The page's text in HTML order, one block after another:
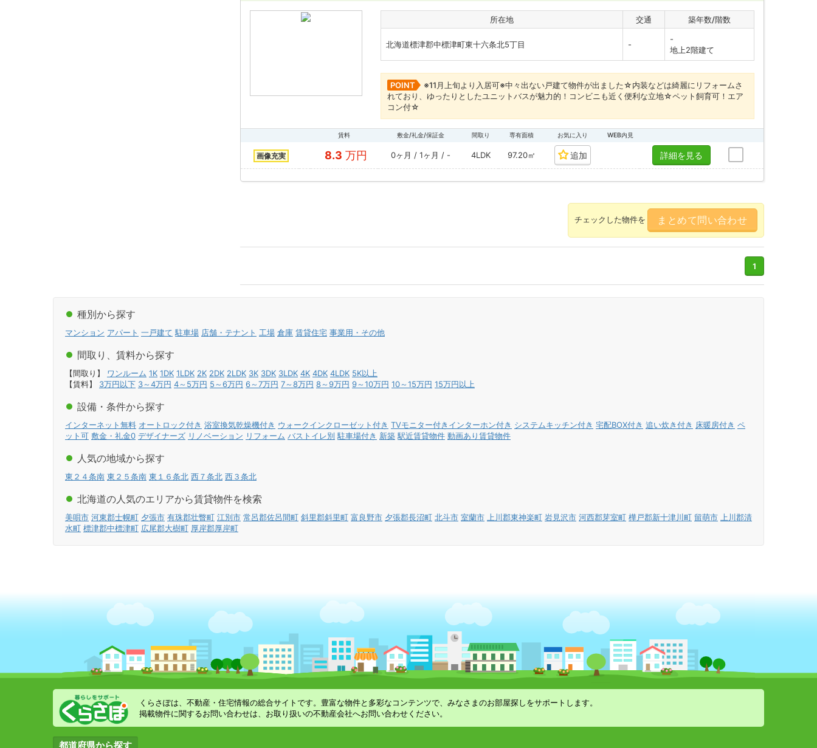
所在地 交通 築年数/階数
北海道標津郡中標津町東十六条北5丁目 -
-
地上2階建て
POINT
※11月上旬より入居可※中々出ない戸建て物件が出ました☆内装などは綺麗にリフォームさ
れており、ゆったりとしたユニットバスが魅力的！コンビニも近く便利な立地☆ペット飼育可！エア
コン付☆
賃料 敷金/礼金/保証金 間取り 専有面積 お気に入り WEB内見
画像充実 8.3 万円 0ヶ月 / 1ヶ月 / - 4LDK 97.20㎡ 追加 詳細を見る
チェックした物件を まとめて問い合わせ
1
種別から探す
マンション アパート 一戸建て 駐車場 店舗・テナント 工場 倉庫 賃貸住宅 事業用・その他
間取り、賃料から探す
【間取り】 ワンルーム 1K 1DK 1LDK 2K 2DK 2LDK 3K 3DK 3LDK 4K 4DK 4LDK 5K以上
【賃料】
3万円以下 3～4万円 4～5万円 5～6万円 6～7万円 7～8万円 8～9万円 9～10万円 10～15万円 15万円以上
設備・条件から探す
インターネット無料 オートロック付き 浴室換気乾燥機付き ウォークインクローゼット付き TVモニター付きインターホン付き システムキッチン付き 宅配BOX付き 追い炊き付き 床暖房付き ペ
ット可 敷金・礼金0 デザイナーズ リノベーション リフォーム バストイレ別 駐車場付き 新築 駅近賃貸物件 動画あり賃貸物件
人気の地域から探す
東２４条南 東２５条南 東１６条北 西７条北 西３条北
北海道の人気のエリアから賃貸物件を検索
美唄市 河東郡士幌町 夕張市 有珠郡壮瞥町 江別市 常呂郡佐呂間町 斜里郡斜里町 富良野市 夕張郡長沼町 北斗市 室蘭市 上川郡東神楽町 岩見沢市 河西郡芽室町 樺戸郡新十津川町 留萌市
上川郡清
水町 標津郡中標津町 広尾郡大樹町 厚岸郡厚岸町
くらさぽは、不動産・住宅情報の総合サイトです。豊富な物件と多彩なコンテンツで、みなさまのお部屋探しをサポートします。
掲載物件に関するお問い合わせは、お取り扱いの不動産会社へお問い合わせください。
都道府県から探す